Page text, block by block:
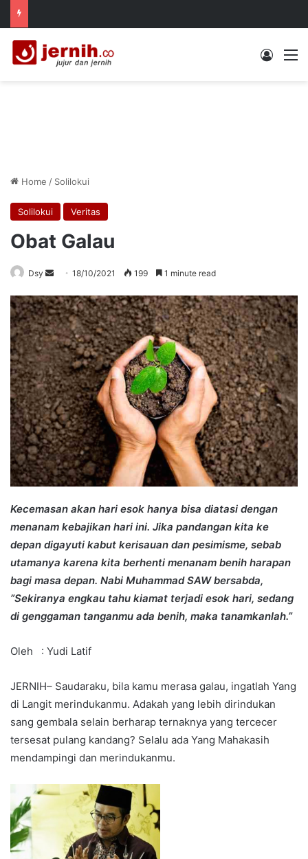
Log In
Home / Solilokui
Solilokui Veritas
Obat Galau
Dsy
Send
email
18/10/2021 199 1 minute read
Kecemasan akan hari esok hanya bisa diatasi dengan
menanam kebajikan hari ini. Jika pandangan kita ke
depan digayuti kabut kerisauan dan pesimisme, sebab
utamanya karena kita berhenti menanam benih harapan
bagi masa depan. Nabi Muhammad SAW bersabda,
”Sekiranya engkau tahu kiamat terjadi esok hari, sedang
di genggaman tanganmu ada benih, maka tanamkanlah.”
Oleh : Yudi Latif
JERNIH– Saudaraku, bila kamu merasa galau, ingatlah Yang
di Langit merindukanmu. Adakah yang lebih dirindukan
sang gembala selain berharap ternaknya yang tercecer
tersesat pulang kandang? Selalu ada Yang Mahakasih
mendampingi dan merindukanmu.